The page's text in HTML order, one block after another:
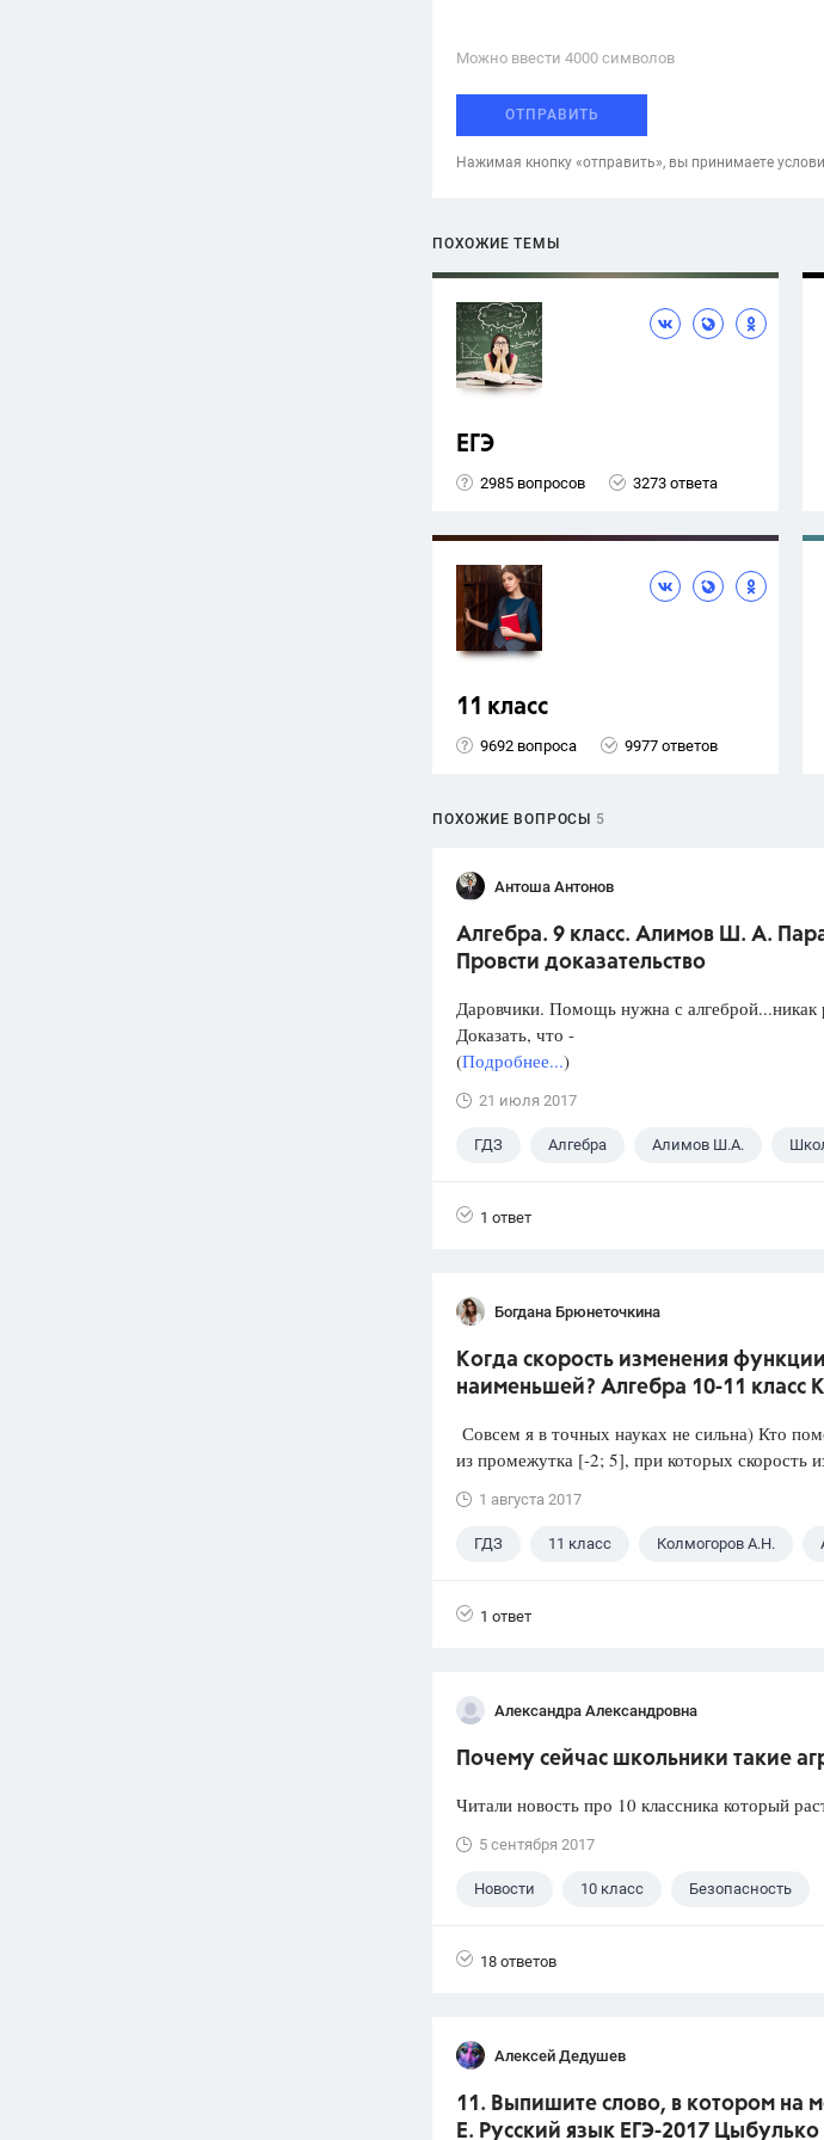
Можно ввести 4000 cимволов
ОТПРАВИТЬ
Нажимая кнопку «отправить», вы принимаете
ПОХОЖИЕ ТЕМЫ
ЕГЭ
2985 вопросов 3273 ответа
11 класс
9692 вопроса 9977 ответов
ПОХОЖИЕ ВОПРОСЫ 5
Антоша Антонов
Алгебра. 9 класс. Алимов Ш. А.
Провсти доказательство
Даровчики. Помощь нужна с
Доказать, что -
(Подробнее...)
21 июля 2017
ГДЗ Алгебра Алимов Ш.А.
1 ответ
Богдана Брюнеточкина
Когда скорость изменения
наименьшей? Алгебра 10-11 класс
Совсем я в точных науках не сильна) Кто
из промежутка [-2; 5], при которых скорость
1 августа 2017
ГДЗ 11 класс Колмогоров А.Н.
1 ответ
Александра Александровна
Почему сейчас школьники такие
Читали новость про 10 классника который
5 сентября 2017
Новости 10 класс Безопасность
18 ответов
Алексей Дедушев
11. Выпишите слово, в котором на
Е. Русский язык ЕГЭ-2017